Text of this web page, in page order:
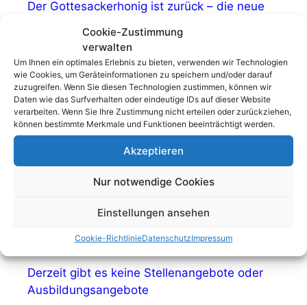
Cookie-Zustimmung
verwalten
Um Ihnen ein optimales Erlebnis zu bieten, verwenden wir Technologien
wie Cookies, um Geräteinformationen zu speichern und/oder darauf
zuzugreifen. Wenn Sie diesen Technologien zustimmen, können wir
Daten wie das Surfverhalten oder eindeutige IDs auf dieser Website
verarbeiten. Wenn Sie Ihre Zustimmung nicht erteilen oder zurückziehen,
können bestimmte Merkmale und Funktionen beeinträchtigt werden.
Akzeptieren
Nur notwendige Cookies
Einstellungen ansehen
Cookie-RichtlinieDatenschutzImpressum
Der Gottesackerhonig ist zurück – die neue
Veranstaltungshinweis: Kunstvolle Grabmale
suchen Paten
Öffnungszeiten Begegnungszentrum 2026 –
zweites Halbjahr
Veranstaltungshinweis: Nachhall – Stimmen,
die bleiben
Derzeit gibt es keine Stellenangebote oder
Ausbildungsangebote